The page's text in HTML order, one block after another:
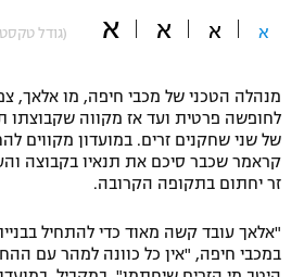
"מחצית בשכונה" – פודקאסט
משתתפים וזוכים בפרסים
תקנון משתתפים וזוכים בפרסים
תקנון עבור פעילות ספורט 1 – "מרלן"
טניס
גיימינג E-Sports
ספורט מוטורי
כדורמים
בייסבול MLB
א א א א (גודל
מנהלה הטכני של מכבי חיפה, מו אלאך,
לחופשה פרטית ועד אז מקווה שקבוצתו
של שני שחקנים זרים. במועדון מקווים
קראמר שכבר סיכם את תנאיו בקבוצה
זר יחתום בתקופה הקרובה.
"אלאך עובד קשה מאוד כדי להתחיל
במכבי חיפה, "אין כל כוונה למהר עם